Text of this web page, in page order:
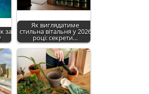
за
Як виглядатиме
стильна вітальня у 2026
році: секрети…